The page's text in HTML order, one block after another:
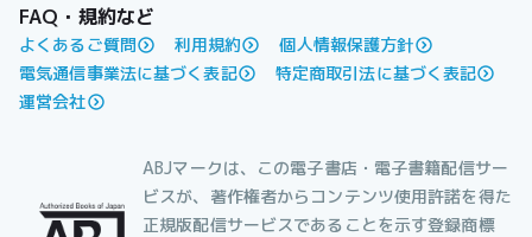
FAQ・規約など
よくあるご質問 利用規約
個人情報保護方針
電気通信事業法に基づく表記
特定商取引法に基づく表記
運営会社
ABJマークは、この電子書店・電子書籍配信サー
ビスが、著作権者からコンテンツ使用許諾を得た
正規版配信サービスであることを示す登録商標